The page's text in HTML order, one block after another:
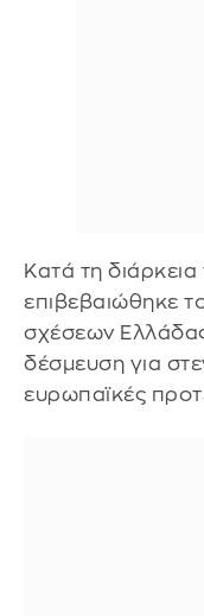
Κατά τη
επιβεβαιώθηκε
σχέσεων
δέσμευση για
ευρωπαϊκές